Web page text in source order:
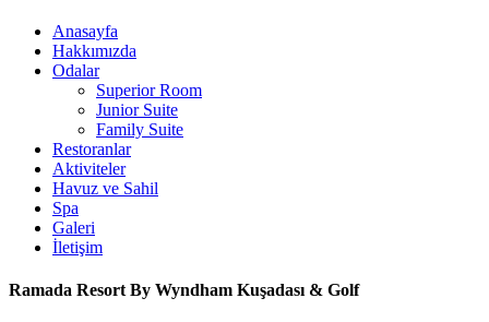
Anasayfa
Hakkımızda
Odalar
Superior Room
Junior Suite
Family Suite
Restoranlar
Aktiviteler
Havuz ve Sahil
Spa
Galeri
İletişim
Ramada Resort By Wyndham Kuşadası & Golf